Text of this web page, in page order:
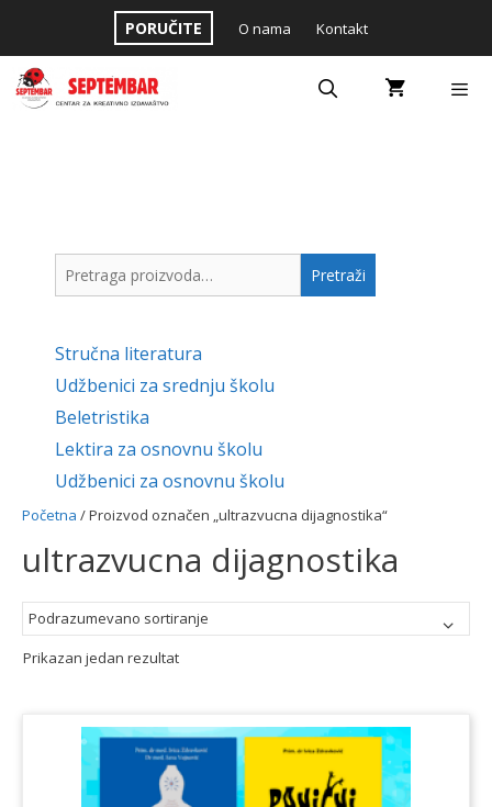
content
PORUČITE O nama Kontakt
Početna / Proizvod označen „ultrazvucna dijagnostika“
ultrazvucna dijagnostika
Prikazan jedan rezultat
Pretraga
za:
Pretraži
Stručna literatura
Udžbenici za srednju školu
Beletristika
Lektira za osnovnu školu
Udžbenici za osnovnu školu